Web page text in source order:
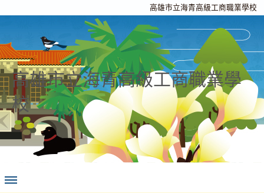
高雄市立海青高級工商職業學校
高雄市立海青高級工商職業學
校